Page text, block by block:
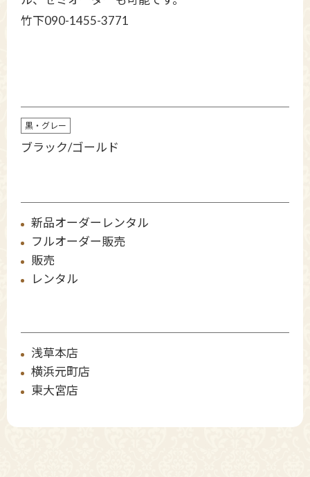
竹下090-1455-3771
黒・グレー
ブラック/ゴールド
新品オーダーレンタル
フルオーダー販売
販売
レンタル
浅草本店
横浜元町店
東大宮店